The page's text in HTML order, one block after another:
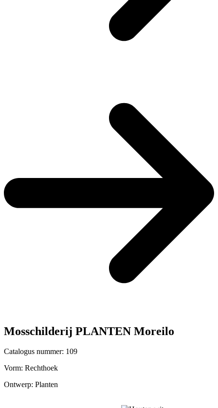
Mosschilderij PLANTEN Moreilo
Catalogus nummer: 109
Vorm: Rechthoek
Ontwerp: Planten